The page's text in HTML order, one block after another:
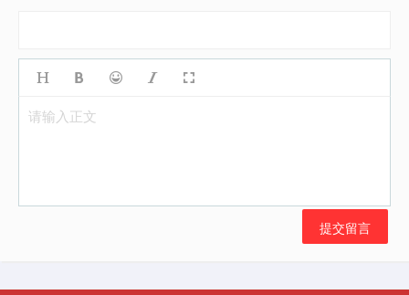
请输入正文
提交留言